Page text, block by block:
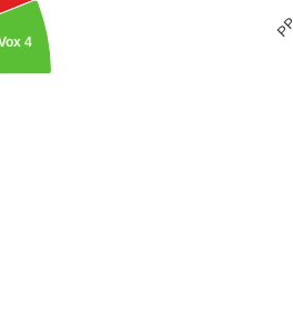
4
PP